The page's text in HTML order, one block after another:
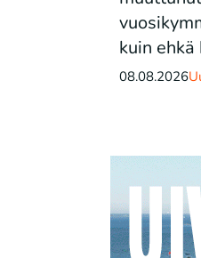
kuin ehkä
08.08.2026